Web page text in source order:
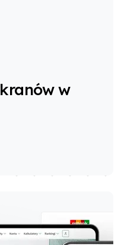
w